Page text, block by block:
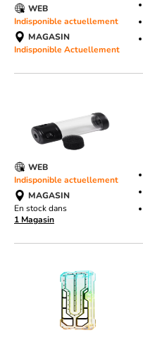
WEB
Indisponible actuellement
MAGASIN
Indisponible Actuellement
WEB
Indisponible actuellement
MAGASIN
En stock dans
1 Magasin